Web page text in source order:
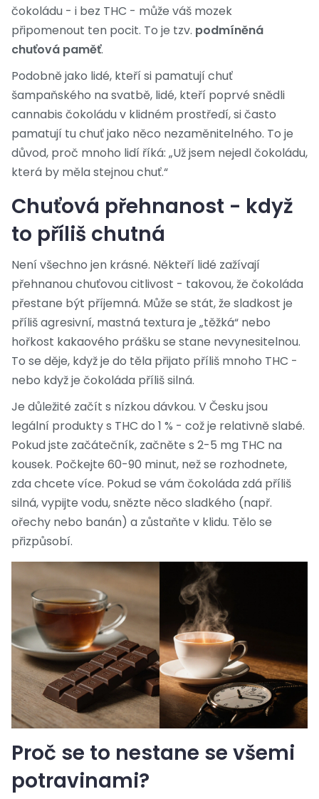
čokoládu - i bez THC - může váš mozek
připomenout ten pocit. To je tzv. podmíněná
chuťová paměť.
Podobně jako lidé, kteří si pamatují chuť
šampaňského na svatbě, lidé, kteří poprvé snědli
cannabis čokoládu v klidném prostředí, si často
pamatují tu chuť jako něco nezaměnitelného. To je
důvod, proč mnoho lidí říká: „Už jsem nejedl čokoládu,
která by měla stejnou chuť.“
Chuťová přehnanost - když
to příliš chutná
Není všechno jen krásné. Někteří lidé zažívají
přehnanou chuťovou citlivost - takovou, že čokoláda
přestane být příjemná. Může se stát, že sladkost je
příliš agresivní, mastná textura je „těžká“ nebo
hořkost kakaového prášku se stane nevynesitelnou.
To se děje, když je do těla přijato příliš mnoho THC -
nebo když je čokoláda příliš silná.
Je důležité začít s nízkou dávkou. V Česku jsou
legální produkty s THC do 1 % - což je relativně slabé.
Pokud jste začátečník, začněte s 2-5 mg THC na
kousek. Počkejte 60-90 minut, než se rozhodnete,
zda chcete více. Pokud se vám čokoláda zdá příliš
silná, vypijte vodu, snězte něco sladkého (např.
ořechy nebo banán) a zůstaňte v klidu. Tělo se
přizpůsobí.
Proč se to nestane se všemi
potravinami?